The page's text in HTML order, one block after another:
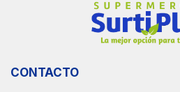
CONTACTO